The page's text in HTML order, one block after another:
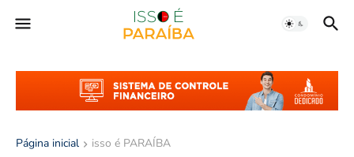
Página inicial isso é PARAÍBA